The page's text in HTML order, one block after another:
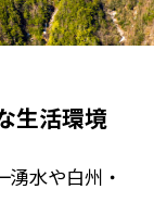
生活環境
水や白州・